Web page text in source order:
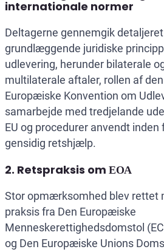
internationale normer
Deltagerne gennemgik
grundlæggende juridiske
udlevering, herunder bilaterale
multilaterale aftaler, rollen af den
Europæiske Konvention om
samarbejde med tredjelande
EU og procedurer anvendt inden
gensidig retshjælp.
2. Retspraksis om ЕОА
Stor opmærksomhed blev rettet
praksis fra Den Europæiske
Menneskerettighedsdomstol
og Den Europæiske Unions